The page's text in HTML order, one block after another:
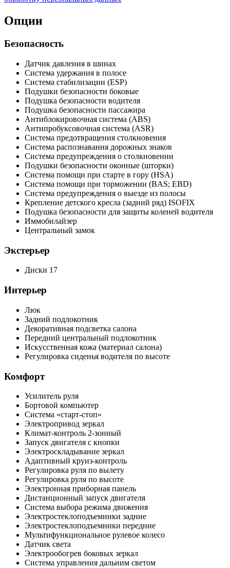
Опции
Безопасность
Датчик давления в шинах
Система удержания в полосе
Система стабилизации (ESP)
Подушки безопасности боковые
Подушка безопасности водителя
Подушка безопасности пассажира
Антиблокировочная система (ABS)
Антипробуксовочная система (ASR)
Система предотвращения столкновения
Система распознавания дорожных знаков
Система предупреждения о столкновении
Подушки безопасности оконные (шторки)
Система помощи при старте в гору (HSA)
Система помощи при торможении (BAS; EBD)
Система предупреждения о выезде из полосы
Крепление детского кресла (задний ряд) ISOFIX
Подушка безопасности для защиты коленей водителя
Иммобилайзер
Центральный замок
Экстерьер
Диски 17
Интерьер
Люк
Задний подлокотник
Декоративная подсветка салона
Передний центральный подлокотник
Искусственная кожа (материал салона)
Регулировка сиденья водителя по высоте
Комфорт
Усилитель руля
Бортовой компьютер
Система «старт-стоп»
Электропривод зеркал
Климат-контроль 2-зонный
Запуск двигателя с кнопки
Электроскладывание зеркал
Адаптивный круиз-контроль
Регулировка руля по вылету
Регулировка руля по высоте
Электронная приборная панель
Дистанционный запуск двигателя
Система выбора режима движения
Электростеклоподъемники задние
Электростеклоподъемники передние
Мультифункциональное рулевое колесо
Датчик света
Электрообогрев боковых зеркал
Система управления дальним светом